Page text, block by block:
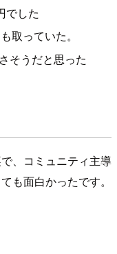
でした
取っていた。
そうだと思った
、コミュニティ主導
も面白かったです。